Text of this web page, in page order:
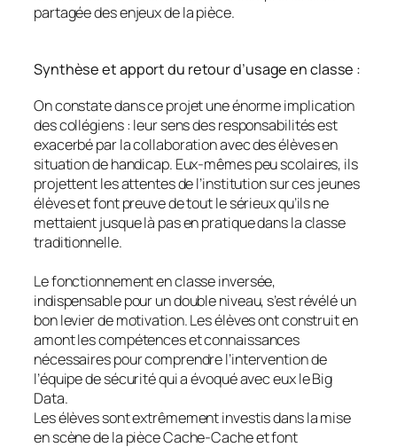
partagée des enjeux de la pièce.
Synthèse et apport du retour d’usage en classe :
On constate dans ce projet une énorme implication
des collégiens : leur sens des responsabilités est
exacerbé par la collaboration avec des élèves en
situation de handicap. Eux-mêmes peu scolaires, ils
projettent les attentes de l’institution sur ces jeunes
élèves et font preuve de tout le sérieux qu’ils ne
mettaient jusque là pas en pratique dans la classe
traditionnelle.
Le fonctionnement en classe inversée,
indispensable pour un double niveau, s’est révélé un
bon levier de motivation. Les élèves ont construit en
amont les compétences et connaissances
nécessaires pour comprendre l’intervention de
l’équipe de sécurité qui a évoqué avec eux le Big
Data.
Les élèves sont extrêmement investis dans la mise
en scène de la pièce Cache-Cache et font